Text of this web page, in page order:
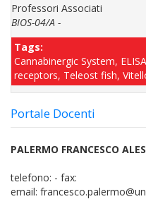
Professori Associati
BIOS-04/A -
Tags:
Cannabinergic System,
receptors, Teleost fish,
Portale Docenti
PALERMO FRANCESCO
telefono: - fax:
email: